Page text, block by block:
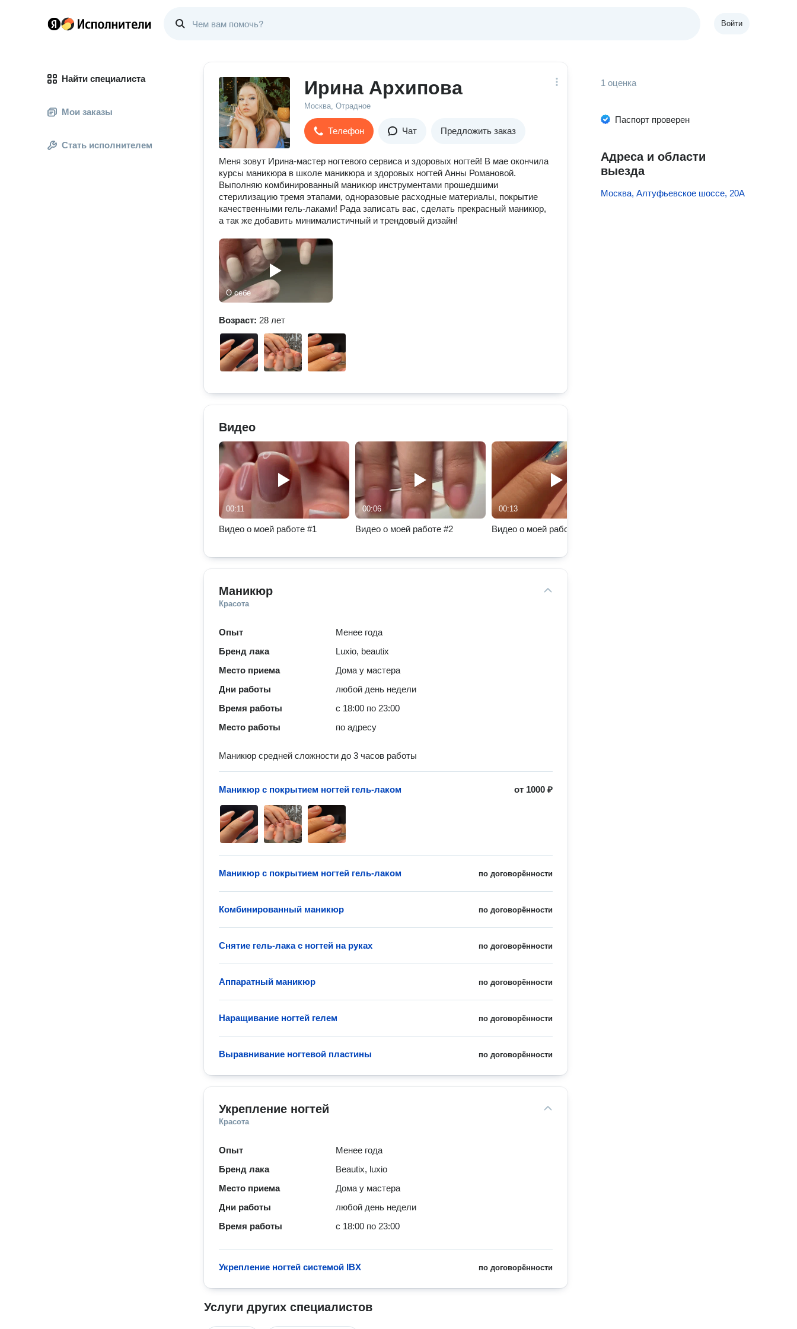
Войти
Найти специалиста
Мои заказы
Стать исполнителем
Ирина Архипова
Москва, Отрадное
Телефон Чат Предложить заказ
Меня зовут Ирина-мастер ногтевого сервиса и здоровых ногтей! В мае окончила
курсы маникюра в школе маникюра и здоровых ногтей Анны Романовой.
Выполняю комбинированный маникюр инструментами прошедшими
стерилизацию тремя этапами, одноразовые расходные материалы, покрытие
качественными гель-лаками! Рада записать вас, сделать прекрасный маникюр,
а так же добавить минималистичный и трендовый дизайн!
О себе
Возраст: 28 лет
Видео
00:11
Видео о моей работе #1
00:06
Видео о моей работе #2
00:13
Видео о моей работе #3
Маникюр
Красота
Опыт
Менее года
Бренд лака
Luxio, beautix
Место приема
Дома у мастера
Дни работы
любой день недели
Время работы
с 18:00 по 23:00
Место работы
по адресу
Маникюр средней сложности до 3 часов работы
от 1000 ₽
Маникюр с покрытием ногтей гель-лаком
по договорённости
Маникюр с покрытием ногтей гель-лаком
по договорённости
Комбинированный маникюр
по договорённости
Снятие гель-лака с ногтей на руках
по договорённости
Аппаратный маникюр
по договорённости
Наращивание ногтей гелем
по договорённости
Выравнивание ногтевой пластины
Укрепление ногтей
Красота
Опыт
Менее года
Бренд лака
Beautix, luxio
Место приема
Дома у мастера
Дни работы
любой день недели
Время работы
с 18:00 по 23:00
по договорённости
Укрепление ногтей системой IBX
Услуги других специалистов
1 оценка
Паспорт проверен
Адреса и области
выезда
Москва, Алтуфьевское шоссе, 20А